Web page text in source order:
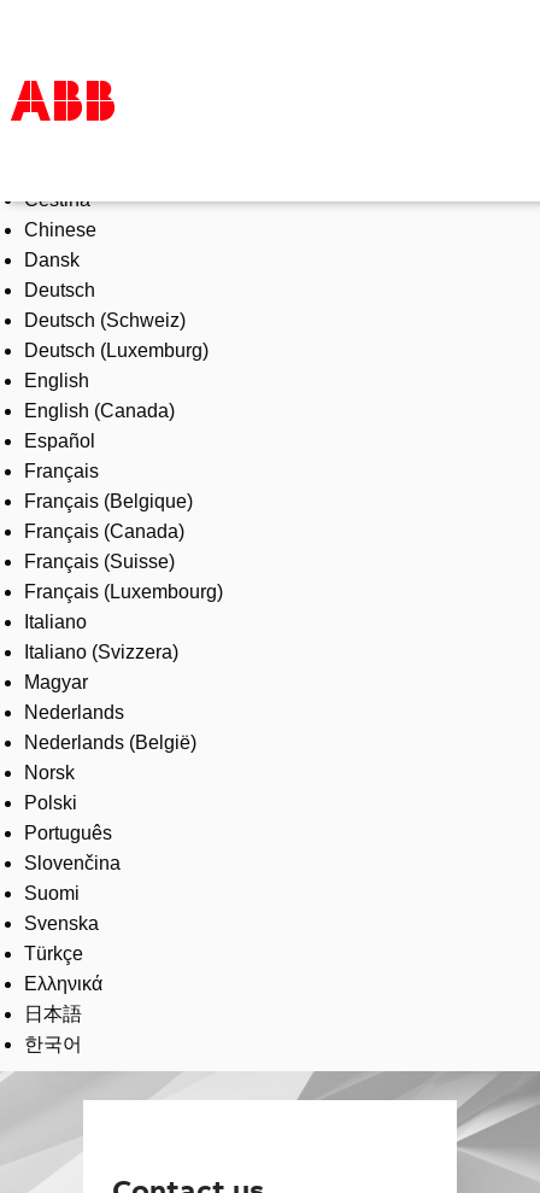
Products & Solutions
Industries
Services
About us
Where to buy
Contact us
Careers
Čeština
Chinese
Dansk
Deutsch
Deutsch (Schweiz)
Deutsch (Luxemburg)
English
English (Canada)
Español
Français
Français (Belgique)
Français (Canada)
Français (Suisse)
Français (Luxembourg)
Italiano
Italiano (Svizzera)
Magyar
Nederlands
Nederlands (België)
Norsk
Polski
Português
Slovenčina
Suomi
Svenska
Türkçe
Ελληνικά
日本語
한국어